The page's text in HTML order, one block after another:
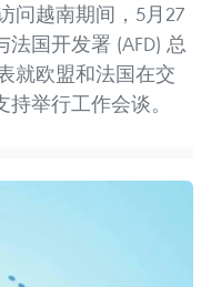
问越南期间，5月27
国开发署 (AFD) 总
就欧盟和法国在交
举行工作会谈。